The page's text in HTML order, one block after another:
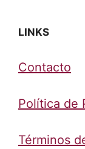
LINKS
Contacto
Política de
Términos